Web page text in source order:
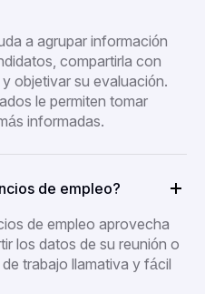
a agrupar información
compartirla con
objetivar su evaluación.
le permiten tomar
informadas.
de empleo?
de empleo aprovecha
los datos de su reunión o
trabajo llamativa y fácil